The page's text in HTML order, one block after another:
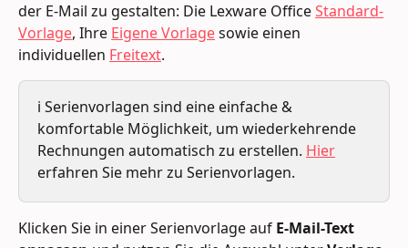
der E-Mail zu gestalten: Die Lexware Office Standard-
Vorlage, Ihre Eigene Vorlage sowie einen
individuellen Freitext.
ℹ️ Serienvorlagen sind eine einfache &
komfortable Möglichkeit, um wiederkehrende
Rechnungen automatisch zu erstellen. Hier
erfahren Sie mehr zu Serienvorlagen.
Klicken Sie in einer Serienvorlage auf E-Mail-Text